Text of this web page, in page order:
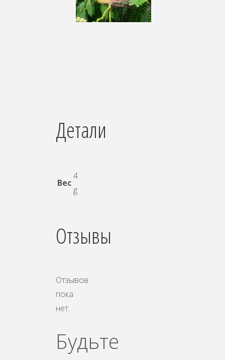
Детали
Вес
4
g
Отзывы
Отзывов
пока
нет.
Будьте